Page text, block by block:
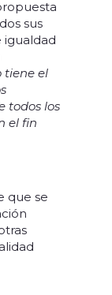
sus
igualdad
tiene el
todos los
el fin
que se